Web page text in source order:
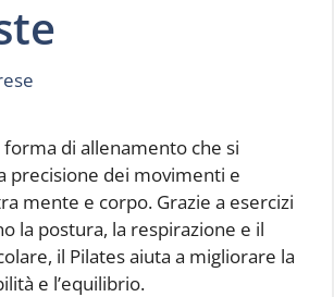
forma di allenamento che si
precisione dei movimenti e
mente e corpo. Grazie a esercizi
la postura, la respirazione e il
il Pilates aiuta a migliorare la
e l’equilibrio.